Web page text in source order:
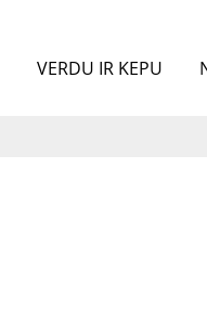
VERDU IR KEPU